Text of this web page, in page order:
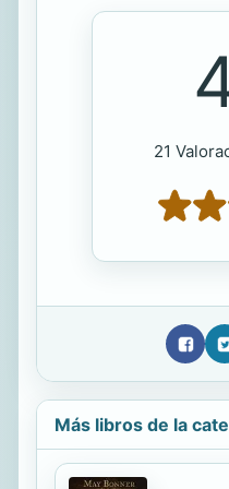
21
Más libros de la